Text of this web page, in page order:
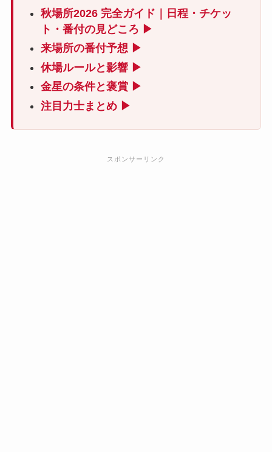
秋場所2026 完全ガイド｜日程・チケッ
ト・番付の見どころ ▶
来場所の番付予想 ▶
休場ルールと影響 ▶
金星の条件と褒賞 ▶
注目力士まとめ ▶
スポンサーリンク